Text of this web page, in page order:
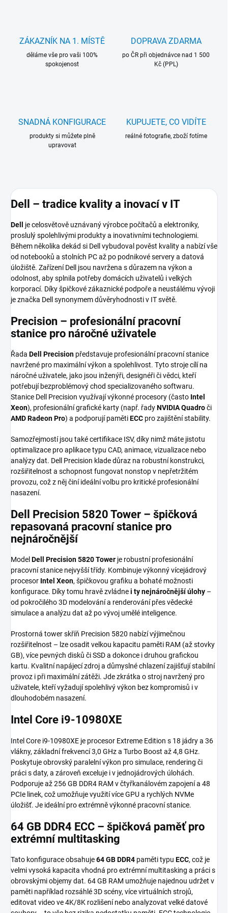
ZÁKAZNÍK NA 1. MÍSTĚ
děláme vše pro vaši 100%
spokojenost
DOPRAVA ZDARMA
po ČR při objednávce nad 1 500
Kč (PPL)
SNADNÁ KONFIGURACE
produkty si můžete plně
upravovat
KUPUJETE, CO VIDÍTE
reálné fotografie, zboží fotíme
Dell – tradice kvality a inovací v IT
Dell
je celosvětově uznávaný výrobce počítačů a elektroniky,
proslulý spolehlivými produkty a inovativními technologiemi.
Během několika dekád si Dell vybudoval pověst kvality a nabízí vše
od notebooků a stolních PC až po podnikové servery a datová
úložiště. Zařízení Dell jsou navržena s důrazem na výkon a
odolnost, aby splnila potřeby domácích uživatelů i velkých
korporací. Díky špičkové zákaznické podpoře a neustálému vývoji
je značka Dell synonymem důvěryhodnosti v IT světě.
Precision – profesionální pracovní
stanice pro náročné uživatele
Řada Dell Precision představuje profesionální pracovní stanice
navržené pro maximální výkon a spolehlivost. Tyto stroje cílí na
náročné uživatele, jako jsou inženýři, designéři či vědci, kteří
potřebují bezproblémový chod specializovaného softwaru.
Stanice Dell Precision využívají výkonné procesory (často Intel
Xeon), profesionální grafické karty (např. řadyNVIDIA Quadroči
AMD Radeon Pro) a podporují pamětiECC pro zajištění stability.
Samozřejmostí jsou také certifikace ISV, díky nimž máte jistotu
optimalizace pro aplikace typu CAD, animace, vizualizace nebo
analýzy dat. Dell Precision klade důraz na robustní konstrukci,
rozšiřitelnost a schopnost fungovat nonstop v nepřetržitém
provozu, což z něj činí ideální volbu pro kritické profesionální
nasazení.
Dell Precision 5820 Tower – špičková
repasovaná pracovní stanice pro
nejnáročnější
Model Dell Precision 5820 Tower je robustní profesionální
pracovní stanice nejvyšší třídy. Kombinuje výkonný vícejádrový
procesor Intel Xeon, špičkovou grafiku a bohaté možnosti
konfigurace. Díky tomu hravě zvládnei ty nejnáročnější úlohy –
od pokročilého 3D modelování a renderování přes vědecké
simulace a analýzu dat až po vývoj umělé inteligence.
Prostorná tower skříň Precision 5820 nabízí výjimečnou
rozšiřitelnost – lze osadit velkou kapacitu paměti RAM (až stovky
GB), více pevných disků či SSD a dokonce i druhou grafickou
kartu. Kvalitní napájecí zdroj a důmyslné chlazení zajišťují stabilní
provoz i při maximální zátěži. Jde zkrátka o stroj navržený pro
uživatele, kteří vyžadují spolehlivý výkon bez kompromisů i v
dlouhodobém nasazení.
Intel Core i9-10980XE
Intel Core i9-10980XE je procesor Extreme Edition s 18 jádry a 36
vlákny, základní frekvencí 3,0 GHz a Turbo Boost až 4,8 GHz.
Poskytuje obrovský paralelní výkon pro simulace, rendering či
práci s daty, a zároveň exceluje i v jednojádrových úlohách.
Podporuje až 256 GB DDR4 RAM v čtyřkanálovém zapojení a 48
PCIe linek, což umožňuje využití více GPU a rychlých NVMe
úložišť. Je ideální pro extrémně výkonné pracovní stanice.
64 GB DDR4 ECC – špičková paměť pro
extrémní multitasking
Tato konfigurace obsahuje64 GB DDR4 paměti typu ECC, což je
velmi vysoká kapacita vhodná pro extrémní multitasking a práci s
obrovskými objemy dat. 64 GB RAM umožňuje najednou udržet v
paměti například rozsáhlé 3D scény, více virtuálních strojů,
editovat video ve 4K/8K rozlišení nebo analyzovat velké datové